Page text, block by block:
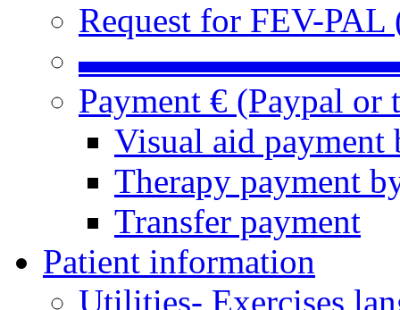
Request for FEV-PAL
Payment € (Paypal or
Visual aid payment
Therapy payment
Transfer payment
Patient information
Utilities- Exercises